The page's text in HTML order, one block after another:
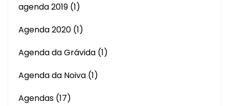
agenda 2019 (1)
Agenda 2020 (1)
Agenda da Grávida (1)
Agenda da Noiva (1)
Agendas (17)